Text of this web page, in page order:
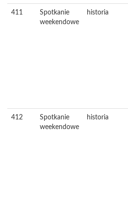
411
Spotkanie
weekendowe
historia
412
Spotkanie
weekendowe
historia